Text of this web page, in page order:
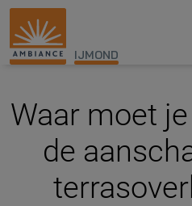
IJMOND
Waar moet
de